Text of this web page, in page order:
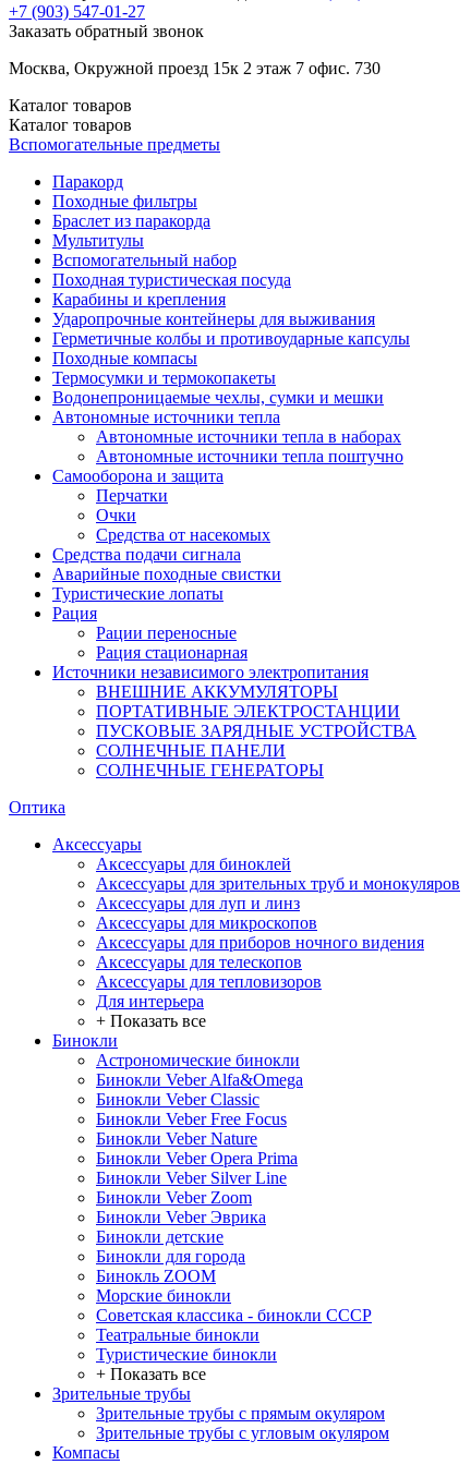
+7 (903) 547-01-27
Заказать обратный звонок
Москва, Окружной проезд 15к 2 этаж 7 офис. 730
Каталог товаров
Каталог товаров
Вспомогательные предметы
Паракорд
Походные фильтры
Браслет из паракорда
Мультитулы
Вспомогательный набор
Походная туристическая посуда
Карабины и крепления
Ударопрочные контейнеры для выживания
Герметичные колбы и противоударные капсулы
Походные компасы
Термосумки и термокопакеты
Водонепроницаемые чехлы, сумки и мешки
Автономные источники тепла
Автономные источники тепла в наборах
Автономные источники тепла поштучно
Самооборона и защита
Перчатки
Очки
Средства от насекомых
Средства подачи сигнала
Аварийные походные свистки
Туристические лопаты
Рация
Рации переносные
Рация стационарная
Источники независимого электропитания
ВНЕШНИЕ АККУМУЛЯТОРЫ
ПОРТАТИВНЫЕ ЭЛЕКТРОСТАНЦИИ
ПУСКОВЫЕ ЗАРЯДНЫЕ УСТРОЙСТВА
СОЛНЕЧНЫЕ ПАНЕЛИ
СОЛНЕЧНЫЕ ГЕНЕРАТОРЫ
Оптика
Аксессуары
Аксессуары для биноклей
Аксессуары для зрительных труб и монокуляров
Аксессуары для луп и линз
Аксессуары для микроскопов
Аксессуары для приборов ночного видения
Аксессуары для телескопов
Аксессуары для тепловизоров
Для интерьера
+ Показать все
Бинокли
Астрономические бинокли
Бинокли Veber Alfa&Omega
Бинокли Veber Classic
Бинокли Veber Free Focus
Бинокли Veber Nature
Бинокли Veber Opera Prima
Бинокли Veber Silver Line
Бинокли Veber Zoom
Бинокли Veber Эврика
Бинокли детские
Бинокли для города
Бинокль ZOOM
Морские бинокли
Советская классика - бинокли СССР
Театральные бинокли
Туристические бинокли
+ Показать все
Зрительные трубы
Зрительные трубы с прямым окуляром
Зрительные трубы с угловым окуляром
Компасы